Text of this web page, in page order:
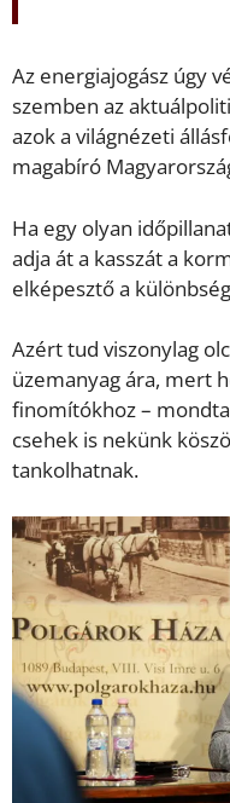
Az energiajogász úgy
szemben az
azok a világnézeti
magabíró
Ha egy olyan
adja át a kasszát a
elképesztő a
Azért tud viszonylag
üzemanyag ára, mert
finomítókhoz – mondta
csehek is nekünk
tankolhatnak.